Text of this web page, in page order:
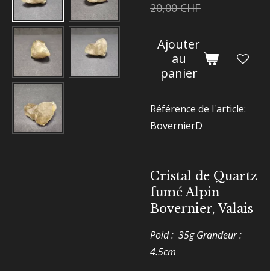
20,00 CHF
Ajouter
au
panier
Référence de l'article:
BovernierD
Cristal de Quartz
fumé Alpin
Bovernier, Valais
Poid : 35g Grandeur :
4.5cm